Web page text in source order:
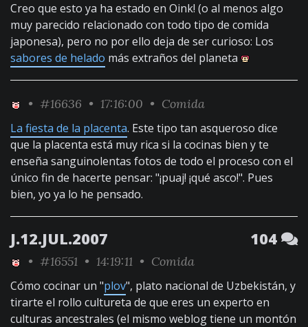
Creo que esto ya ha estado en Oink! (o al menos algo
muy parecido relacionado con todo tipo de comida
japonesa), pero no por ello deja de ser curioso: Los
sabores de helado más extraños del planeta
• #16636 • 17:16:00 • Comida
La fiesta de la placenta. Este tipo tan asqueroso dice
que la placenta está muy rica si la cocinas bien y te
enseña sanguinolentas fotos de todo el proceso con el
único fin de hacerte pensar: "¡puaj! ¡qué asco!". Pues
bien, yo ya lo he pensado.
J.12.JUL.2007 104
• #16551 • 14:19:11 • Comida
Cómo cocinar un "plov", plato nacional de Uzbekistán, y
tirarte el rollo cultureta de que eres un experto en
culturas ancestrales (el mismo weblog tiene un montón